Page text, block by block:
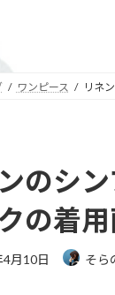
ワンピース リネ
のシ
の着用
月10日 そら